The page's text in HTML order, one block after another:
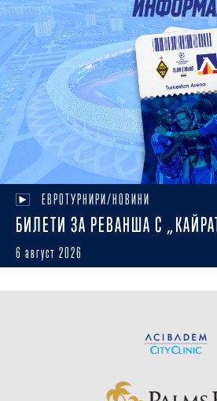
ЕВРОТУРНИРИ/НОВИНИ
БИЛЕТИ ЗА РЕВАНША С
6 август 2026